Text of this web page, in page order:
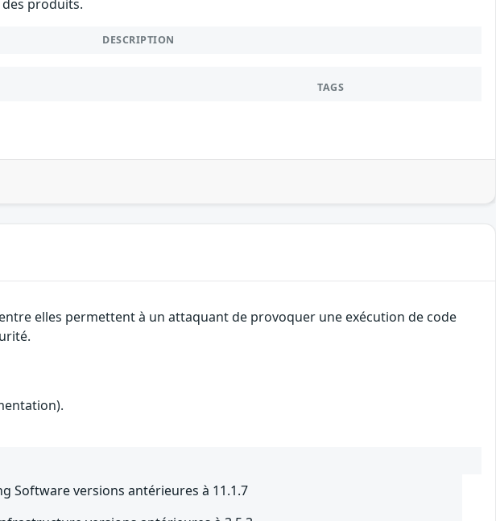
produits.
DESCRIPTION
TAGS
elles permettent à un attaquant de provoquer une exécution de code
Software versions antérieures à 11.1.7